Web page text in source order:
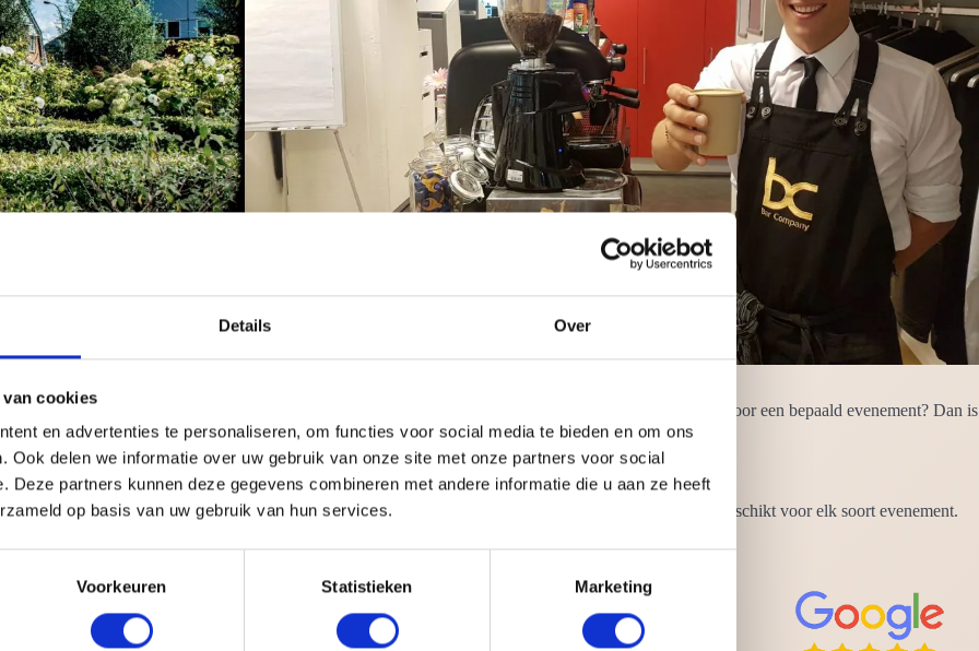
Details Over
cookies
en advertenties te personaliseren, om functies voor social media te bieden en om ons
Ook delen we informatie over uw gebruik van onze site met onze partners voor social
Deze partners kunnen deze gegevens combineren met andere informatie die u aan ze heeft
op basis van uw gebruik van hun services.
Voorkeuren Statistieken Marketing
barista die meegaat. Dit is de Italiaanse term voor barman of barvrouw. Wilt u alleen een barista huren voor een bepaald evenement? Dan is
koffie. Iedere barista heeft een diploma op zak en is altijd heel erg gastvrij.
koffie is ook van belang. Dit geliefde drankje kan op ieder moment van de dag genuttigd worden en is geschikt voor elk soort evenement.
stroompuntje.
koffiefiets en de koffie tuk tuk